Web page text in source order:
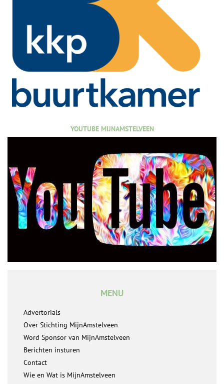
YOUTUBE MIJNAMSTELVEEN
MENU
Advertorials
Over Stichting MijnAmstelveen
Word Sponsor van MijnAmstelveen
Berichten insturen
Contact
Wie en Wat is MijnAmstelveen